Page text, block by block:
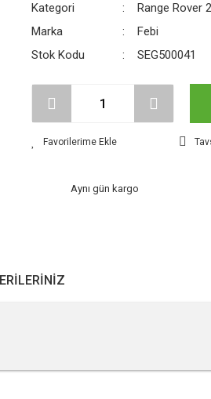
Kategori
Range Rover
Marka
Febi
Stok Kodu
SEG500041
Aynı gün kargo